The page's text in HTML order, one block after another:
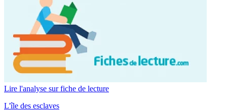
Lire l'analyse sur fiche de lecture
L'île des esclaves